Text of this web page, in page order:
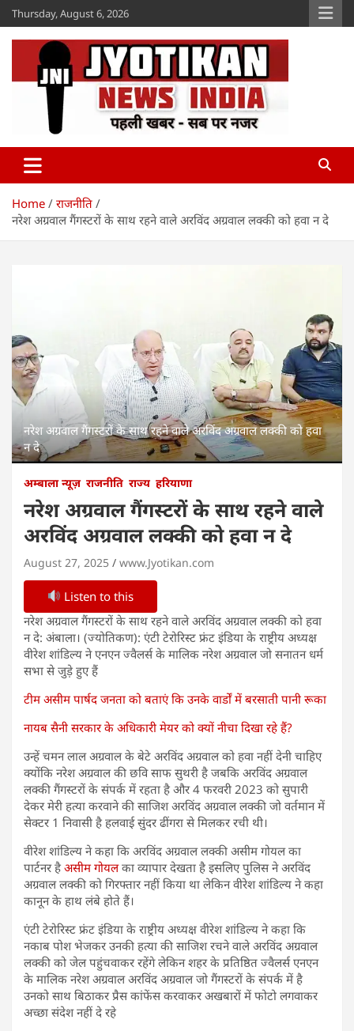
Skip
to
content
Thursday, August 6, 2026
Jyotikan
Home
राजनीति
नरेश अग्रवाल गैंगस्टरों के साथ रहने वाले अरविंद अग्रवाल लक्की को हवा न दे
नरेश अग्रवाल गैंगस्टरों के साथ रहने वाले अरविंद अग्रवाल लक्की को हवा
न दे
अम्बाला न्यूज़ राजनीति राज्य हरियाणा
नरेश अग्रवाल गैंगस्टरों के साथ रहने वाले
अरविंद अग्रवाल लक्की को हवा न दे
August 27, 2025 www.Jyotikan.com
Listen to this
नरेश अग्रवाल गैंगस्टरों के साथ रहने वाले अरविंद अग्रवाल लक्की को हवा
न दे: अंबाला। (ज्योतिकण): एंटी टेरोरिस्ट फ्रंट इंडिया के राष्ट्रीय अध्यक्ष
वीरेश शांडिल्य ने एनएन ज्वैलर्स के मालिक नरेश अग्रवाल जो सनातन धर्म
सभा से जुड़े हुए हैं
टीम असीम पार्षद जनता को बताएं कि उनके वार्डों में बरसाती पानी रूका
नायब सैनी सरकार के अधिकारी मेयर को क्यों नीचा दिखा रहे हैं?
उन्हें चमन लाल अग्रवाल के बेटे अरविंद अग्रवाल को हवा नहीं देनी चाहिए
क्योंकि नरेश अग्रवाल की छवि साफ सुथरी है जबकि अरविंद अग्रवाल
लक्की गैंगस्टरों के संपर्क में रहता है और 4 फरवरी 2023 को सुपारी
देकर मेरी हत्या करवाने की साजिश अरविंद अग्रवाल लक्की जो वर्तमान में
सेक्टर 1 निवासी है हलवाई सुंदर ढींगरा से मिलकर रची थी।
वीरेश शांडिल्य ने कहा कि अरविंद अग्रवाल लक्की असीम गोयल का
पार्टनर है असीम गोयलका व्यापार देखता है इसलिए पुलिस ने अरविंद
अग्रवाल लक्की को गिरफ्तार नहीं किया था लेकिन वीरेश शांडिल्य ने कहा
कानून के हाथ लंबे होते हैं।
एंटी टेरोरिस्ट फ्रंट इंडिया के राष्ट्रीय अध्यक्ष वीरेश शांडिल्य ने कहा कि
नकाब पोश भेजकर उनकी हत्या की साजिश रचने वाले अरविंद अग्रवाल
लक्की को जेल पहुंचवाकर रहेंगे लेकिन शहर के प्रतिष्ठित ज्वैलर्स एनएन
के मालिक नरेश अग्रवाल अरविंद अग्रवाल जो गैंगस्टरों के संपर्क में है
उनको साथ बिठाकर प्रैस कांफेंस करवाकर अखबारों में फोटो लगवाकर
अच्छा संदेश नहीं दे रहे